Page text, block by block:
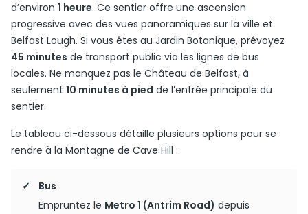
d’environ 1 heure. Ce sentier offre une ascension
progressive avec des vues panoramiques sur la ville et
Belfast Lough. Si vous êtes au Jardin Botanique, prévoyez
45 minutes de transport public via les lignes de bus
locales. Ne manquez pas le Château de Belfast, à
seulement 10 minutes à pied de l’entrée principale du
sentier.
Le tableau ci-dessous détaille plusieurs options pour se
rendre à la Montagne de Cave Hill :
Bus
Empruntez le Metro 1 (Antrim Road) depuis